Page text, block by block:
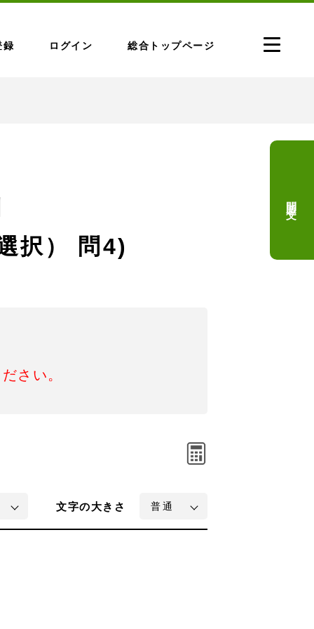
録 ログイン 総合トップページ
択） 問4)
さい。
文字の大きさ